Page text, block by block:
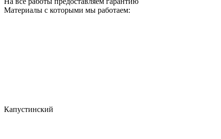
Материалы с которыми мы работаем:
Капустинский